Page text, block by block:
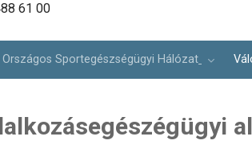
info@osei.hu
61 00
Országos Sportegészségügyi Hálózat